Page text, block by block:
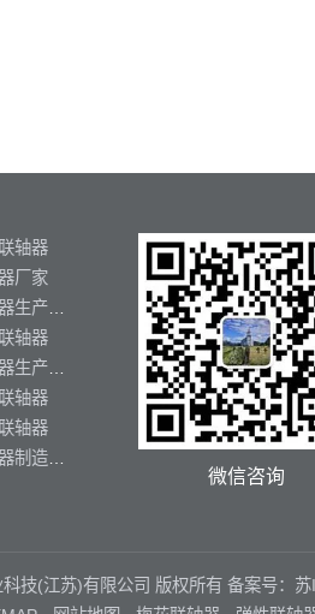
轴器
厂家
弹性联轴器生产厂家
轴器
梅花联轴器生产厂家
轴器
轴器
膜片联轴器制造厂家
微信咨询
技(江苏)有限公司 版权所有 备案号：